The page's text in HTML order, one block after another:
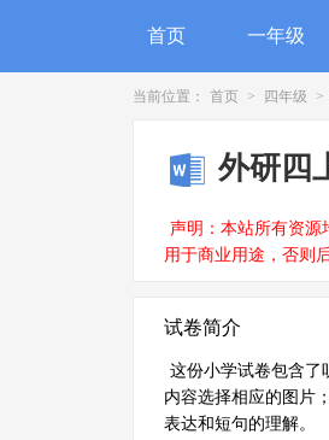
首页 一年级
当前位置： 首页 > 四年级 >
外研四
声明：本站所有资源
用于商业用途，否则
试卷简介
这份小学试卷包含了
内容选择相应的图片
表达和短句的理解。